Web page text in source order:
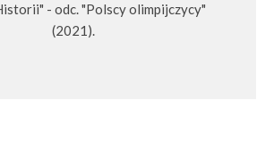
- odc. "Polscy olimpijczycy"
(2021).